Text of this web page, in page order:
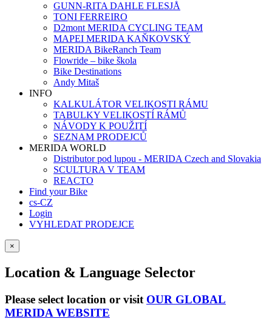
GUNN-RITA DAHLE FLESJÅ
TONI FERREIRO
D2mont MERIDA CYCLING TEAM
MAPEI MERIDA KAŇKOVSKÝ
MERIDA BikeRanch Team
Flowride – bike škola
Bike Destinations
Andy Mitaš
INFO
KALKULÁTOR VELIKOSTI RÁMU
TABULKY VELIKOSTÍ RÁMŮ
NÁVODY K POUŽITÍ
SEZNAM PRODEJCŮ
MERIDA WORLD
Distributor pod lupou - MERIDA Czech and Slovakia
SCULTURA V TEAM
REACTO
Find your Bike
cs-CZ
Login
VYHLEDAT PRODEJCE
×
Location & Language Selector
Please select location or visit OUR GLOBAL
MERIDA WEBSITE